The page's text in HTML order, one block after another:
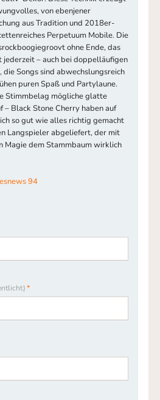
von ebenjener
aus Tradition und 2018er-
Perpetuum Mobile. Die
ohne Ende, das
jederzeit – auch bei doppelläufigen
die Songs sind abwechslungsreich
puren Spaß und Partylaune.
Stimmbelag mögliche glatte
– Black Stone Cherry haben auf
so gut wie alles richtig gemacht
Langspieler abgeliefert, der mit
Magie dem Stammbaum wirklich
94
*